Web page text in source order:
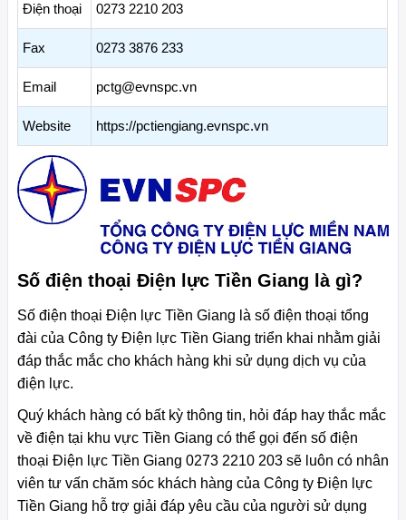
Điện thoại 0273 2210 203
Fax 0273 3876 233
Email pctg@evnspc.vn
Website https://pctiengiang.evnspc.vn
Số điện thoại Điện lực Tiền Giang là gì?
Số điện thoại Điện lực Tiền Giang là số điện thoại tổng
đài của Công ty Điện lực Tiền Giang triển khai nhằm giải
đáp thắc mắc cho khách hàng khi sử dụng dịch vụ của
điện lực.
Quý khách hàng có bất kỳ thông tin, hỏi đáp hay thắc mắc
về điện tại khu vực Tiền Giang có thể gọi đến số điện
thoại Điện lực Tiền Giang 0273 2210 203 sẽ luôn có nhân
viên tư vấn chăm sóc khách hàng của Công ty Điện lực
Tiền Giang hỗ trợ giải đáp yêu cầu của người sử dụng